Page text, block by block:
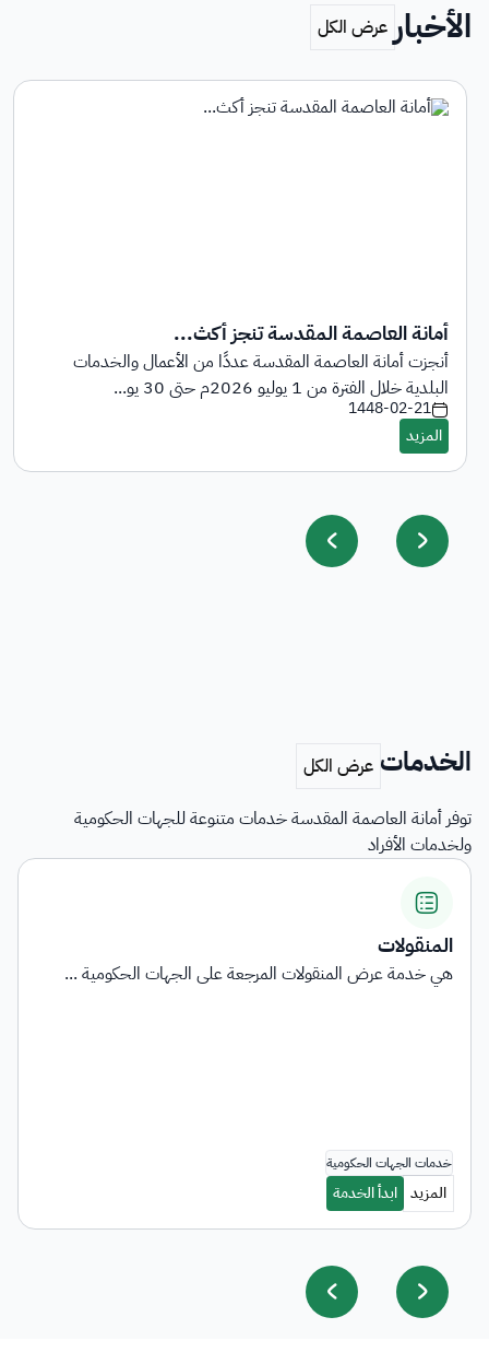
الأخبار
أمانة العاصمة المقدسة تنجز أكث...
أنجزت أمانة العاصمة المقدسة عددًا من الأعمال والخدمات
البلدية خلال الفترة من 1 يوليو 2026م حتى 30 يو...
1448-02-21
الخدمات
توفر أمانة العاصمة المقدسة خدمات متنوعة للجهات الحكومية
ولخدمات الأفراد
المنقولات
هي خدمة عرض المنقولات المرجعة على الجهات الحكومية ...